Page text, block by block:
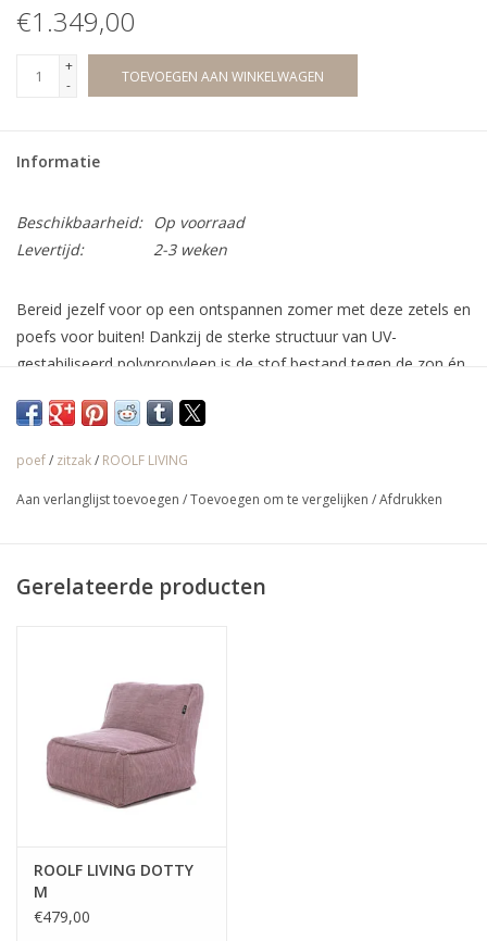
€1.349,00
+
-
TOEVOEGEN AAN WINKELWAGEN
Informatie
Beschikbaarheid:
Op voorraad
Levertijd:
2-3 weken
Bereid jezelf voor op een ontspannen zomer met deze zetels en
poefs voor buiten! Dankzij de sterke structuur van UV-
gestabiliseerd polypropyleen is de stof bestand tegen de zon én
EPS-vulling van uitstekende kwaliteit zit ergonomisch en
lichaam aanpast. Dit paradepaardje van ROOLF-Living staat de
komende jaren garant voor de meest relaxte zomers in een
zitzakken en poefs!
- Made in Belgium
Wenst u een offerte op maat ?
offerte
√ Persoonlijke service
√ Gratis offerte & advies
poef/ zitzak/ ROOLF LIVING
Aan verlanglijst toevoegen /Toevoegen om te vergelijken /Afdrukken
Gerelateerde producten
ROOLF LIVING DOTTY
M
€479,00